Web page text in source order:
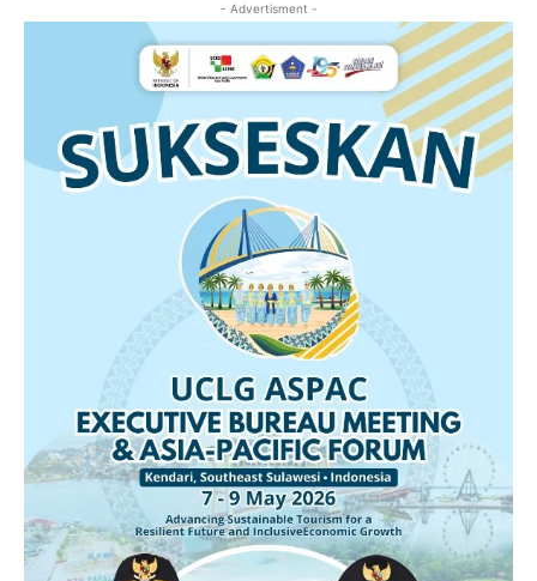
- Advertisment -